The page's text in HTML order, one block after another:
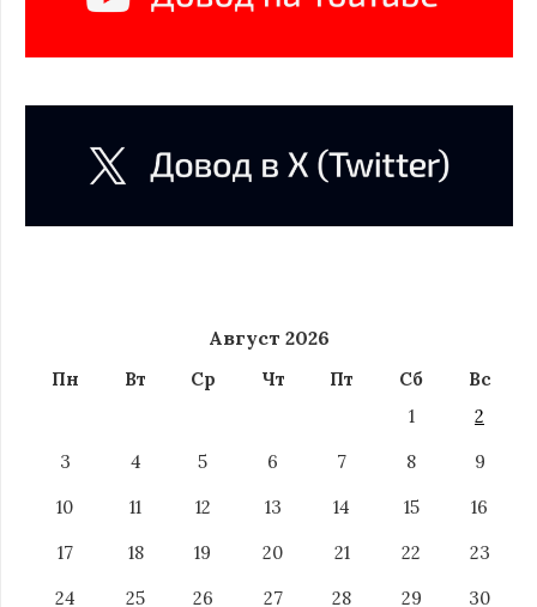
Август 2026
Пн Вт Ср Чт Пт Сб
Вс
1
2
3
4 5 6 7 8
9
10
11 12 13 14 15
16
17
18 19 20 21 22
23
24
25 26 27 28 29
30